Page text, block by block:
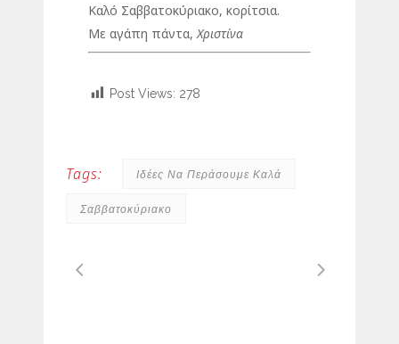
Καλό Σαββατοκύριακο, κορίτσια.
Με αγάπη πάντα,Χριστίνα
Post Views: 278
Tags: Ιδέες Να Περάσουμε Καλά
Σαββατοκύριακο